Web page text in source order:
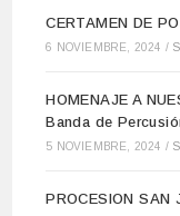
CERTAMEN DE
6 NOVIEMBRE, 2024 /
HOMENAJE A
Banda de
5 NOVIEMBRE, 2024 /
PROCESION SAN